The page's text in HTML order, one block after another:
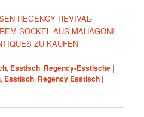
REGENCY REVIVAL-
SOCKEL AUS MAHAGONI-
ZU KAUFEN
, Esstisch, Regency-Esstische |
, Esstisch, Regency Esstisch |